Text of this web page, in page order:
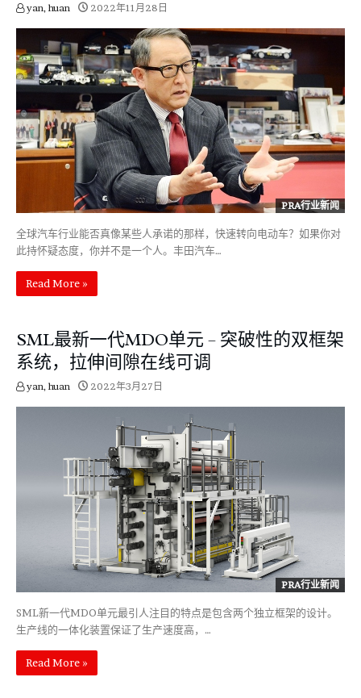
yan, huan 2022年11月28日
PRA行业新闻
全球汽车行业能否真像某些人承诺的那样，快速转向电动车？如果你对
此持怀疑态度，你并不是一个人。丰田汽车…
Read More »
SML最新一代MDO单元 – 突破性的双框架
系统，拉伸间隙在线可调
yan, huan 2022年3月27日
PRA行业新闻
SML新一代MDO单元最引人注目的特点是包含两个独立框架的设计。
生产线的一体化装置保证了生产速度高，…
Read More »